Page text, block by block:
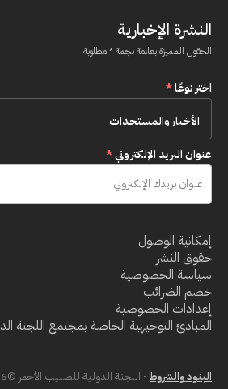
النشرة الإخبارية
الحقول المميزة بعلامة نجمة * مطلوبة
اختر نوعًا*
عنوان البريد الإلكتروني*
إمكانية الوصول
حقوق النشر
سياسة الخصوصية
خصم الضرائب
إعدادات الخصوصية
المبادئ التوجيهية الخاصة بمجتمع اللجنة
البنود والشروط - اللجنة الدولية للصليب الأحمر ©2026 - جميع الحقوق محفوظة